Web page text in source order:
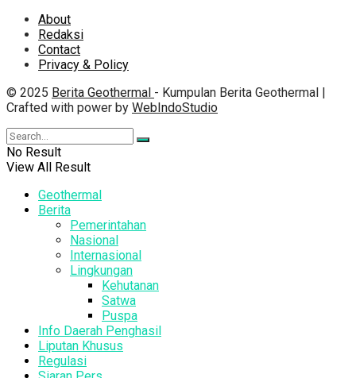
About
Redaksi
Contact
Privacy & Policy
© 2025 Berita Geothermal - Kumpulan Berita Geothermal |
Crafted with power by WebIndoStudio
No Result
View All Result
Geothermal
Berita
Pemerintahan
Nasional
Internasional
Lingkungan
Kehutanan
Satwa
Puspa
Info Daerah Penghasil
Liputan Khusus
Regulasi